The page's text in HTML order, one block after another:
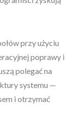
przy użyciu
poprawy i
polegać na
systemu —
i otrzymać